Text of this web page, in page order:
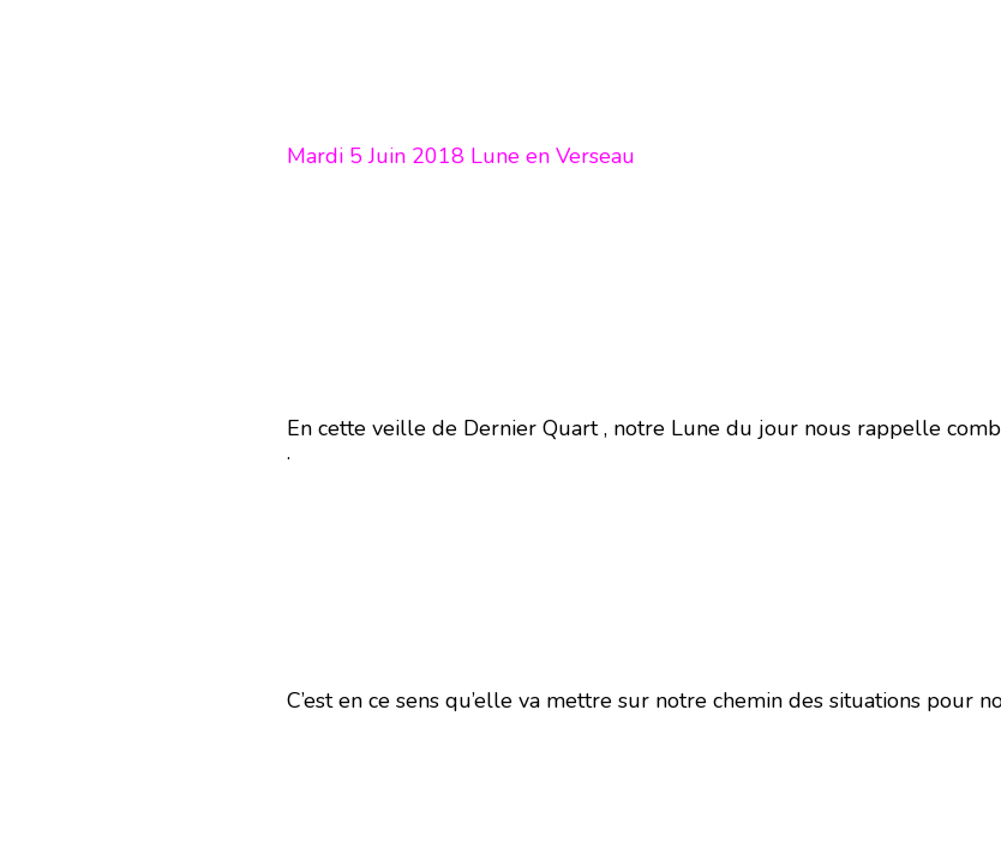
Mardi 5 Juin 2018 Lune en Verseau
En cette veille de Dernier Quart , notre Lune du jour nous rappelle
.
C’est en ce sens qu’elle va mettre sur notre chemin des situations pour